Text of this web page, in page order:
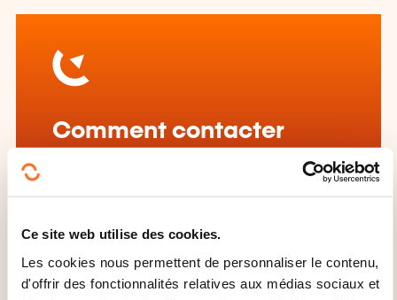
Ce site web utilise des cookies.
Les cookies nous permettent de personnaliser le contenu,
d'offrir des fonctionnalités relatives aux médias sociaux et
Comment contacter
l’organisme de formation
?
Dawan - Service commercial
commercial@dawan.fr
+33 (0)9 72 37 73 73